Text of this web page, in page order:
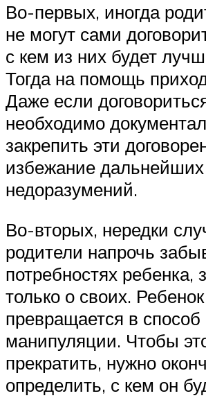
Во-первых, иногда
не могут сами
с кем из них будет
Тогда на помощь
Даже если
необходимо
закрепить эти
избежание дальнейших
недоразумений.
Во-вторых, нередки
родители напрочь
потребностях ребенка,
только о своих. Ребенок
превращается в
манипуляции. Чтобы
прекратить, нужно
определить, с кем он